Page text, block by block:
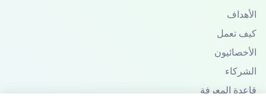
الأهداف
كيف تعمل
الأخصائيون
الشركاء
قاعدة المعرفة